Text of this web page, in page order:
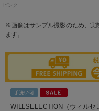
ピンク
※画像はサンプル撮影のため、実
ます。
WILLSELECTION（ウィルセ